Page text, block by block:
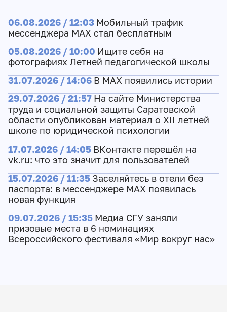
06.08.2026 / 12:03 Мобильный трафик
мессенджера MAX стал бесплатным
05.08.2026 / 10:00 Ищите себя на
фотографиях Летней педагогической школы
31.07.2026 / 14:06 В MAX появились истории
29.07.2026 / 21:57 На сайте Министерства
труда и социальной защиты Саратовской
области опубликован материал о XII летней
школе по юридической психологии
17.07.2026 / 14:05 ВКонтакте перешёл на
vk.ru: что это значит для пользователей
15.07.2026 / 11:35 Заселяйтесь в отели без
паспорта: в мессенджере MAX появилась
новая функция
09.07.2026 / 15:35 Медиа СГУ заняли
призовые места в 6 номинациях
Всероссийского фестиваля «Мир вокруг нас»